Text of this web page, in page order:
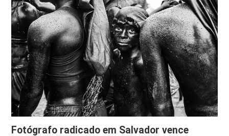
Fotógrafo radicado em Salvador vence